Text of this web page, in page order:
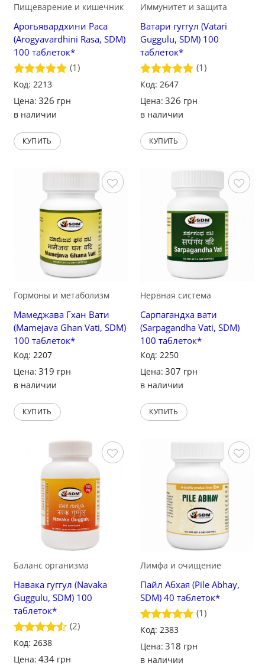
Пищеварение и кишечник
Арогьявардхини Раса
(Arogyavardhini Rasa, SDM)
100 таблеток*
Оценка
(1)
Код: 2213
Цена: 326 грн
в наличии
КУПИТЬ
Иммунитет и защита
Ватари гуггул (Vatari
Guggulu, SDM) 100
таблеток*
Оценка
(1)
Код: 2647
Цена: 326 грн
в наличии
КУПИТЬ
Сохранить
Гормоны и метаболизм
Мамеджава Гхан Вати
(Mamejava Ghan Vati, SDM)
100 таблеток*
Код: 2207
Цена: 319 грн
в наличии
КУПИТЬ
Сохранить
Нервная система
Сарпагандха вати
(Sarpagandha Vati, SDM)
100 таблеток*
Код: 2250
Цена: 307 грн
в наличии
КУПИТЬ
Сохранить
Баланс организма
Навака гуггул (Navaka
Guggulu, SDM) 100
таблеток*
Оценка
(2)
Код: 2638
Цена: 434 грн
Сохранить
Лимфа и очищение
Пайл Абхая (Pile Abhay,
SDM) 40 таблеток*
Оценка
(1)
Код: 2383
Цена: 318 грн
в наличии